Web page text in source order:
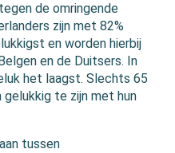
de omringende
zijn met 82%
en worden hierbij
en de Duitsers. In
het laagst. Slechts 65
gelukkig te zijn met hun
tussen